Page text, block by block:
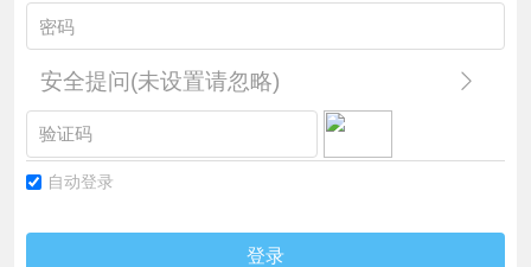
安全提问(未设置请忽略)
自动登录
登录